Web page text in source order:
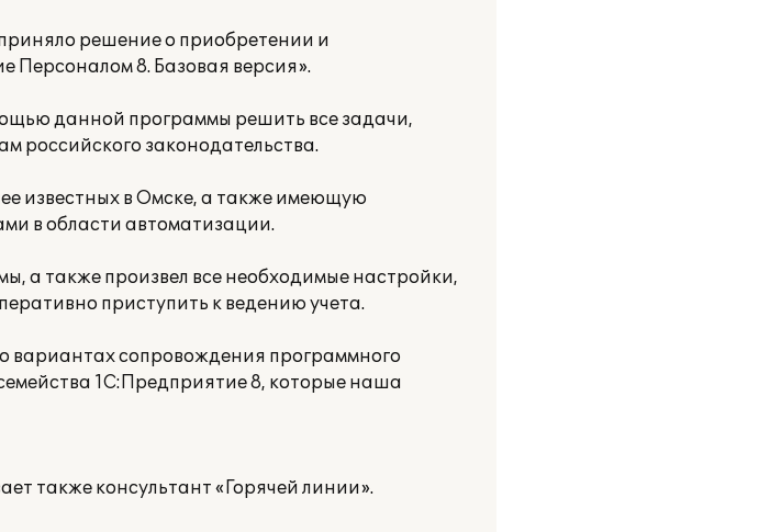
решение о приобретении и
Персоналом 8. Базовая версия».
данной программы решить все задачи,
российского законодательства.
известных в Омске, а также имеющую
в области автоматизации.
а также произвел все необходимые настройки,
приступить к ведению учета.
сопровождения программного
1С:Предприятие 8, которые наша
также консультант «Горячей линии».